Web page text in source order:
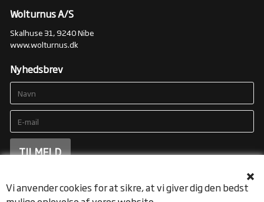
Vi anvender cookies for at sikre, at vi giver dig den bedst
Wolturnus A/S
Skalhuse 31, 9240 Nibe
www.wolturnus.dk
Nyhedsbrev